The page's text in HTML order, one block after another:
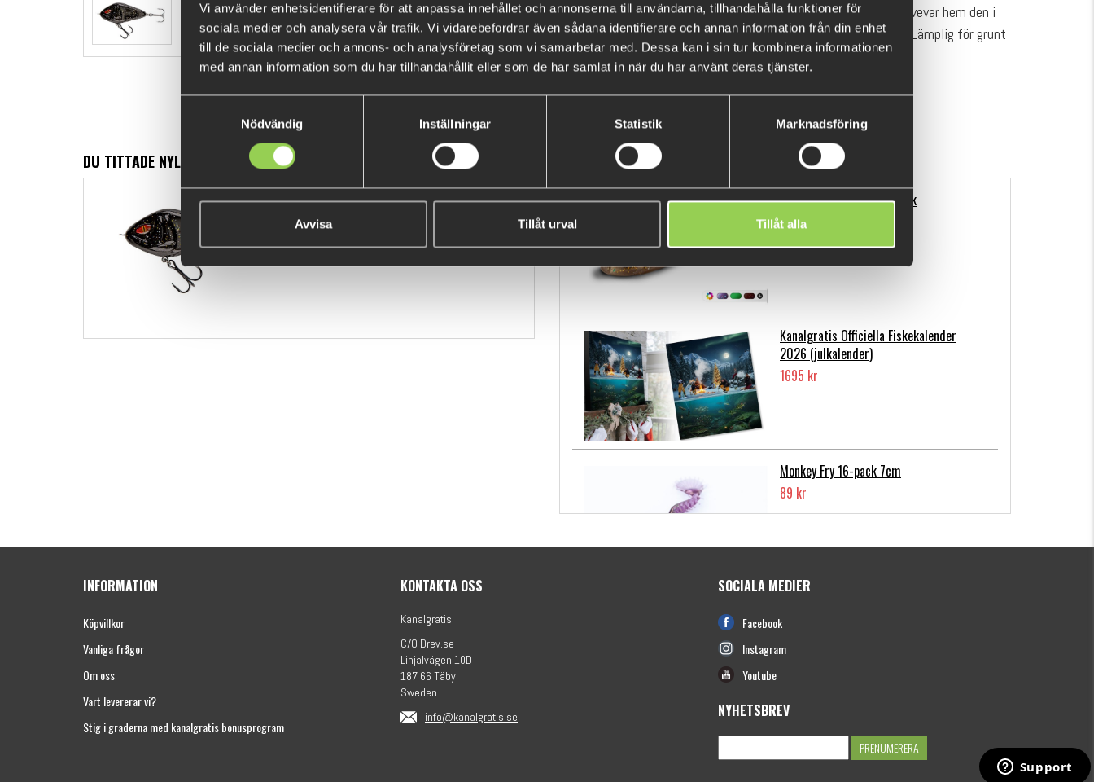
Vi använder enhetsidentifierare för att anpassa innehållet och annonserna till användarna, tillhandahålla funktioner för
sociala medier och analysera vår trafik. Vi vidarebefordrar även sådana identifierare och annan information från din enhet
till de sociala medier och annons- och analysföretag som vi samarbetar med. Dessa kan i sin tur kombinera informationen
med annan information som du har tillhandahållit eller som de har samlat in när du har använt deras tjänster.
Nödvändig
Inställningar Statistik Marknadsföring
Avvisa Tillåt urval Tillåt alla
långsamt sjunkande jerkbete, perfekt för att locka fisk när du vevar hem den i
olika hastighet. Kan även fiskas med jerkningar för mer action. Lämplig för grunt
vatten från ~0,8m.
D PROREX Ögon.
VISA MER
DU TITTADE NYLIGEN PÅ
Daiwa Prorex Lazy Jerk Distance 11cm
Motoroil Burbot
Fåtal kvar
POPULÄRA PRODUKTER
Flatnose Mini 9cm, 10-pack
139 kr
Kanalgratis Officiella Fiskekalender
2026 (julkalender)
1695 kr
Monkey Fry 16-pack 7cm
89 kr
pack
139 kr
Hooligan Roach JR 15cm
149 kr
INFORMATION
Köpvillkor
Vanliga frågor
Om oss
Vart levererar vi?
Stig i graderna med kanalgratis bonusprogram
KONTAKTA OSS
Kanalgratis
C/O Drev.se
Linjalvägen 10D
187 66 Täby
Sweden
info@kanalgratis.se
SOCIALA MEDIER
Facebook
Instagram
Youtube
NYHETSBREV